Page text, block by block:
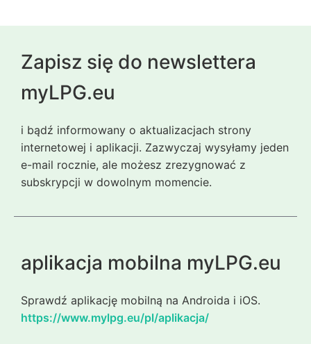
Zapisz się do newslettera
myLPG.eu
i bądź informowany o aktualizacjach strony
internetowej i aplikacji. Zazwyczaj wysyłamy jeden
e-mail rocznie, ale możesz zrezygnować z
subskrypcji w dowolnym momencie.
aplikacja mobilna myLPG.eu
Sprawdź aplikację mobilną na Androida i iOS.
https://www.mylpg.eu/pl/aplikacja/